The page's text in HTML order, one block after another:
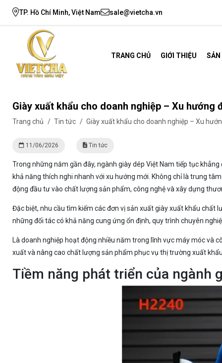
TP. Hồ Chí Minh, Việt Nam sale@vietcha.vn
TRANG CHỦ GIỚI THIỆU
Giày xuất khẩu cho doanh nghiệp – Xu
Trang chủ / Tin tức / Giày xuất khẩu cho doanh nghiệp – Xu
11/06/2026 Tin tức
Trong những năm gần đây, ngành giày dép Việt Nam tiếp tục
khả năng thích nghi nhanh với xu hướng mới. Không chỉ là trung
động đầu tư vào chất lượng sản phẩm, công nghệ và xây dựng
Đặc biệt, nhu cầu tìm kiếm các đơn vị sản xuất giày xuất khẩu
những đối tác có khả năng cung ứng ổn định, quy trình chuyên
Là doanh nghiệp hoạt động nhiều năm trong lĩnh vực máy móc và
xuất và nâng cao chất lượng sản phẩm phục vụ thị trường xuất
Tiềm năng phát triển của ngành